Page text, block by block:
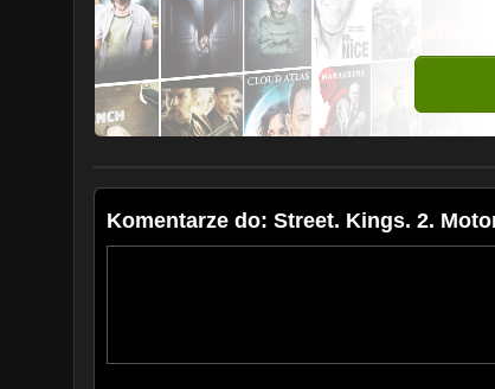
Komentarze do: Street. Kings. 2.